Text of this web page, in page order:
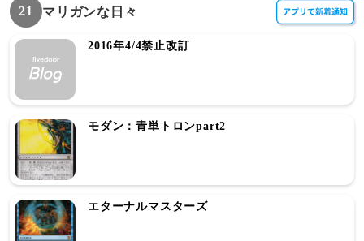
21 マリガンな日々
2016年4/4禁止改訂
モダン：青単トロンpart2
エターナルマスターズ